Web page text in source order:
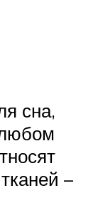
сна,
–